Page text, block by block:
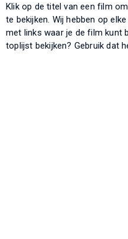
Klik op de titel van een film
te bekijken. Wij hebben op
met links waar je de film kunt
toplijst bekijken? Gebruik dat